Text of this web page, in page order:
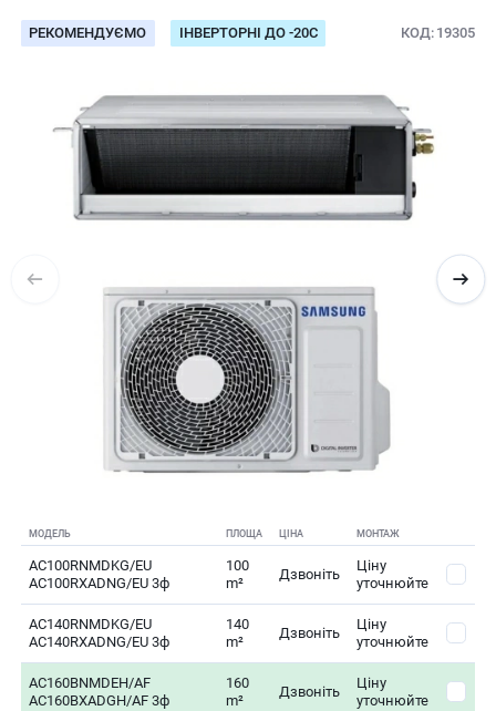
РЕКОМЕНДУЄМО ІНВЕРТОРНІ ДО -20С КОД 19305
МОДЕЛЬ ПЛОЩА ЦІНА МОНТАЖ
AC100RNMDKG/EU
AC100RXADNG/EU 3ф
100
m²
Дзвоніть
Ціну
уточнюйте
AC140RNMDKG/EU
AC140RXADNG/EU 3ф
140
m²
Дзвоніть
Ціну
уточнюйте
AC160BNMDEH/AF
AC160BXADGH/AF 3ф
160
m²
Дзвоніть
Ціну
уточнюйте